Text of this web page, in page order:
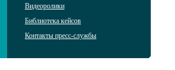
Видеоролики
Библиотека кейсов
Контакты пресс-службы